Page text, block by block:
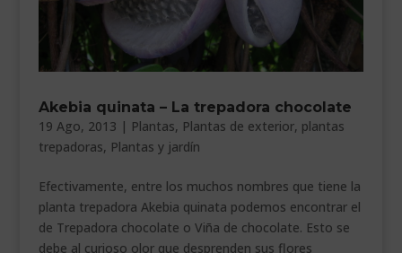
Akebia quinata – La trepadora chocolate
19 Ago, 2013 | Plantas, Plantas de exterior, plantas
trepadoras, Plantas y jardín
Efectivamente, entre los muchos nombres que tiene la
planta trepadora Akebia quinata podemos encontrar el
de Trepadora chocolate o Viña de chocolate. Esto se
debe al curioso olor que desprenden sus flores